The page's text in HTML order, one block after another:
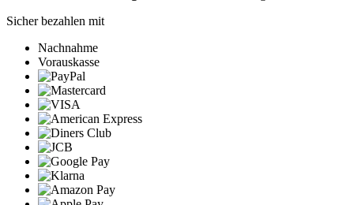
Sicher bezahlen mit
Nachnahme
Vorauskasse